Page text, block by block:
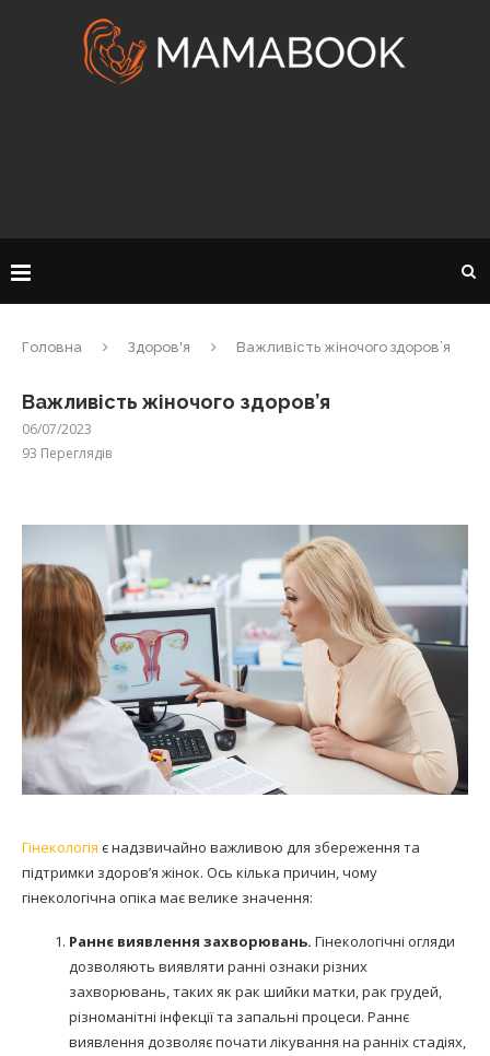
Головна Здоров'я Важливість жіночого здоров’я
Важливість жіночого здоров’я
06/07/2023
93 Переглядів
Гінекологія є надзвичайно важливою для збереження та
підтримки здоров’я жінок. Ось кілька причин, чому
гінекологічна опіка має велике значення:
Раннє виявлення захворювань. Гінекологічні огляди
дозволяють виявляти ранні ознаки різних
захворювань, таких як рак шийки матки, рак грудей,
різноманітні інфекції та запальні процеси. Раннє
виявлення дозволяє почати лікування на ранніх стадіях,